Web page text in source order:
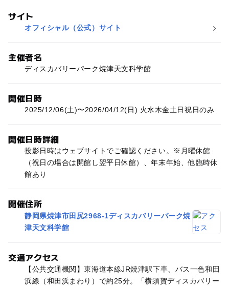
サイト
オフィシャル（公式）サイト
主催者名
ディスカバリーパーク焼津天文科学館
開催日時
2025/12/06(土)〜2026/04/12(日) 火水木金土日祝日のみ
開催日時詳細
投影日時はウェブサイトでご確認ください。※月曜休館
（祝日の場合は開館し翌平日休館）、年末年始、他臨時休
館あり
開催住所
静岡県焼津市田尻2968-1ディスカバリーパーク焼
津天文科学館
交通アクセス
【公共交通機関】東海道本線JR焼津駅下車、バス一色和田
浜線（和田浜まわり）で約25分。「横須賀ディスカバリー